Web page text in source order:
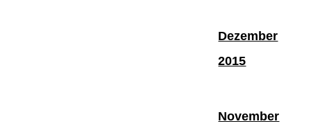
Dezember
2015
November